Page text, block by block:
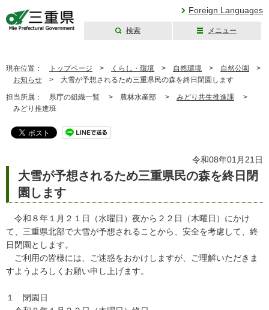
Foreign Languages
検索 メニュー
現在位置： トップページ > くらし・環境 > 自然環境 > 自然公園
>
お知らせ > 大雪が予想されるため三重県民の森を終日閉園します
担当所属： 県庁の組織一覧 > 農林水産部 > みどり共生推進課 >
みどり推進班
令和08年01月21日
大雪が予想されるため三重県民の森を終日閉
園します
令和８年１月２１日（水曜日）夜から２２日（木曜日）にかけ
て、三重県北部で大雪が予想されることから、安全を考慮して、終
日閉園とします。
ご利用の皆様には、ご迷惑をおかけしますが、ご理解いただきま
すようよろしくお願い申し上げます。
１ 閉園日